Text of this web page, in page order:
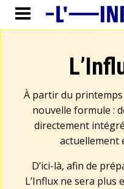
À partir du
nouvelle formule :
directement
actuellement
D’ici-là, afin de
L’Influx ne sera plus